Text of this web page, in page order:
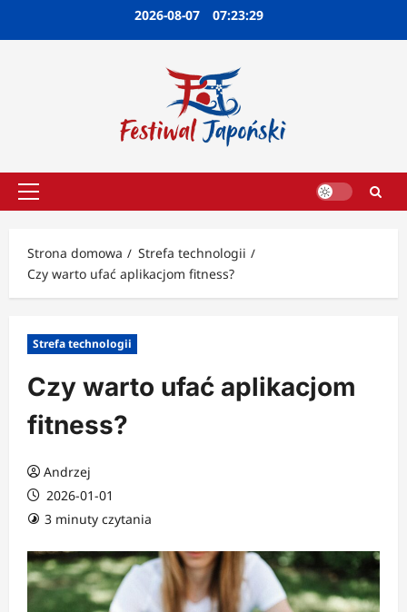
2026-08-07 07:23:30
Menu
Strona domowa
Strefa technologii
Czy warto ufać aplikacjom fitness?
Strefa technologii
Czy warto ufać aplikacjom
fitness?
Andrzej
2026-01-01
3 minuty czytania